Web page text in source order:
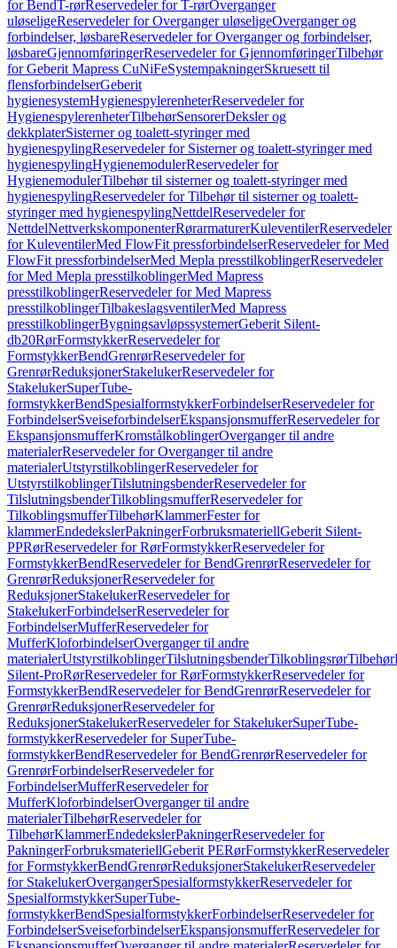
for BendT-rørReservedeler for T-rørOverganger
uløseligeReservedeler for Overganger uløseligeOverganger og
forbindelser, løsbareReservedeler for Overganger og forbindelser,
løsbareGjennomføringerReservedeler for GjennomføringerTilbehør
for Geberit Mapress CuNiFeSystempakningerSkruesett til
flensforbindelserGeberit
hygienesystemHygienespylerenheterReservedeler for
HygienespylerenheterTilbehørSensorerDeksler og
dekkplaterSisterner og toalett-styringer med
hygienespylingReservedeler for Sisterner og toalett-styringer med
hygienespylingHygienemodulerReservedeler for
HygienemodulerTilbehør til sisterner og toalett-styringer med
hygienespylingReservedeler for Tilbehør til sisterner og toalett-
styringer med hygienespylingNettdelReservedeler for
NettdelNettverkskomponenterRørarmaturerKuleventilerReservedeler
for KuleventilerMed FlowFit pressforbindelserReservedeler for Med
FlowFit pressforbindelserMed Mepla presstilkoblingerReservedeler
for Med Mepla presstilkoblingerMed Mapress
presstilkoblingerReservedeler for Med Mapress
presstilkoblingerTilbakeslagsventilerMed Mapress
presstilkoblingerBygningsavløpssystemerGeberit Silent-
db20RørFormstykkerReservedeler for
FormstykkerBendGrenrørReservedeler for
GrenrørReduksjonerStakelukerReservedeler for
StakelukerSuperTube-
formstykkerBendSpesialformstykkerForbindelserReservedeler for
ForbindelserSveiseforbindelserEkspansjonsmufferReservedeler for
EkspansjonsmufferKromstålkoblingerOverganger til andre
materialerReservedeler for Overganger til andre
materialerUtstyrstilkoblingerReservedeler for
UtstyrstilkoblingerTilslutningsbenderReservedeler for
TilslutningsbenderTilkoblingsmufferReservedeler for
TilkoblingsmufferTilbehørKlammerFester for
klammerEndedekslerPakningerForbruksmateriellGeberit Silent-
PPRørReservedeler for RørFormstykkerReservedeler for
FormstykkerBendReservedeler for BendGrenrørReservedeler for
GrenrørReduksjonerReservedeler for
ReduksjonerStakelukerReservedeler for
StakelukerForbindelserReservedeler for
ForbindelserMufferReservedeler for
MufferKloforbindelserOverganger til andre
materialerUtstyrstilkoblingerTilslutningsbenderTilkoblingsrørTilbehør
Silent-ProRørReservedeler for RørFormstykkerReservedeler for
FormstykkerBendReservedeler for BendGrenrørReservedeler for
GrenrørReduksjonerReservedeler for
ReduksjonerStakelukerReservedeler for StakelukerSuperTube-
formstykkerReservedeler for SuperTube-
formstykkerBendReservedeler for BendGrenrørReservedeler for
GrenrørForbindelserReservedeler for
ForbindelserMufferReservedeler for
MufferKloforbindelserOverganger til andre
materialerTilbehørReservedeler for
TilbehørKlammerEndedekslerPakningerReservedeler for
PakningerForbruksmateriellGeberit PERørFormstykkerReservedeler
for FormstykkerBendGrenrørReduksjonerStakelukerReservedeler
for StakelukerOvergangerSpesialformstykkerReservedeler for
SpesialformstykkerSuperTube-
formstykkerBendSpesialformstykkerForbindelserReservedeler for
ForbindelserSveiseforbindelserEkspansjonsmufferReservedeler for